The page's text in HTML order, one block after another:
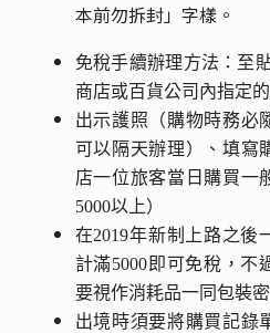
本前勿拆封」字樣。
免稅手續辦理方法： 至
商店或百貨公司內指定
出示護照（購物時務必
可以隔天辦理）、填寫
店一位旅客當日購買一
5000以上）
在2019年新制上路之後
計滿5000即可免稅，不
要視作消耗品一同包裝
出境時須要將購買記錄